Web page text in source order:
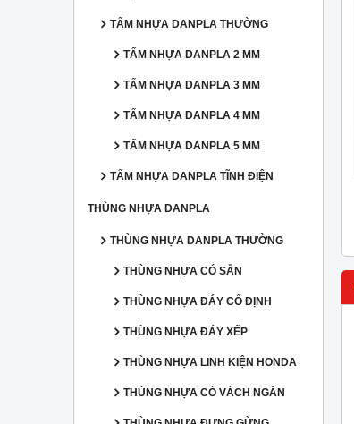
TẤM NHỰA DANPLA THƯỜNG
TẤM NHỰA DANPLA 2 MM
TẤM NHỰA DANPLA 3 MM
TẤM NHỰA DANPLA 4 MM
TẤM NHỰA DANPLA 5 MM
TẤM NHỰA DANPLA TĨNH ĐIỆN
THÙNG NHỰA DANPLA
THÙNG NHỰA DANPLA THƯỜNG
THÙNG NHỰA CÓ SẴN
THÙNG NHỰA ĐÁY CỐ ĐỊNH
THÙNG NHỰA ĐÁY XẾP
THÙNG NHỰA LINH KIỆN HONDA
THÙNG NHỰA CÓ VÁCH NGĂN